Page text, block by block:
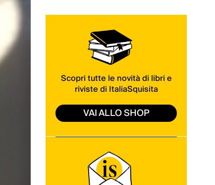
Scopri tutte le novità di libri e
riviste di ItaliaSquisita
VAI ALLO SHOP